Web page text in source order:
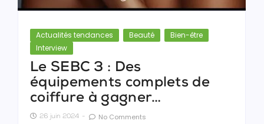
Actualités tendances Beauté
Bien-être
Interview
Le SEBC 3 : Des
équipements complets de
coiffure à gagner…
26 juin 2024 - No Comments